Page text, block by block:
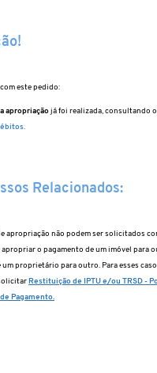
este pedido:
apropriaçãojá foi realizada, consultando o
.
Relacionados:
apropriação não podem ser solicitados
o pagamento de um imóvel para
um proprietário para outro. Para esses
Restituição de IPTU e/ou TRSD -
Pagamento.